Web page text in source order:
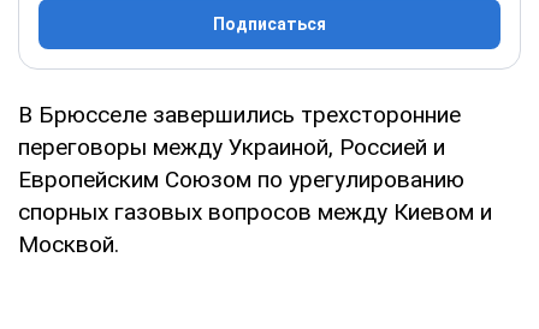
Подписаться
В Брюсселе завершились трехсторонние
переговоры между Украиной, Россией и
Европейским Союзом по урегулированию
спорных газовых вопросов между Киевом и
Москвой.